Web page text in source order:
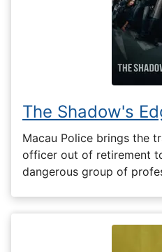
The Shadow's
Macau Police brings the
officer out of retirement
dangerous group of